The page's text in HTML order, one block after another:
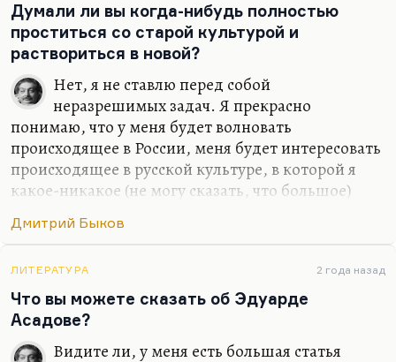
Что нет, то нет.
Земную предал неоднократно,
И…
Думали ли вы когда-нибудь полностью
проститься со старой культурой и
раствориться в новой?
Нет, я не ставлю перед собой
неразрешимых задач. Я прекрасно
понимаю, что у меня будет волновать
происходящее в России, меня будет интересовать
происходящее в русской культуре, в которой я
какое-никакое (не могу сказать, что большое)
безусловно. Сужу я об этом прежде всего по
студентов, славистов. Так что нет, я не думал
бросить то, что я там прожил и то, что я там
видел и сделал. Иной вопрос, что писать по-
английски я, конечно, буду. От этого никуда не
Дмитрий Быков
ЛИТЕРАТУРА 2 года назад
Что вы можете сказать об Эдуарде
Асадове?
Видите ли, у меня есть большая статья